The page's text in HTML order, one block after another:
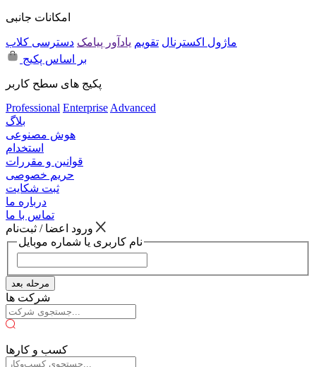
امکانات جانبی
ماژول اکسترنال تقویم یادآور پیامک دسترسی کلاب
بر اساس پکیج
پکیج های سطح کاربر
Professional EnterpriseAdvanced
بلاگ
هوش مصنوعی
استخدام
قوانین و مقررات
حریم خصوصی
ثبت شکایت
درباره ما
تماس با ما
نام کاربری یا شماره موبایل
مرحله بعد
شرکت ها
کسب و کارها